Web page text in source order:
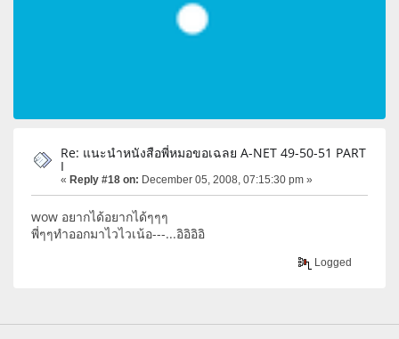
Re: แนะนำหนังสือพี่หมอขอเฉลย A-NET 49-50-51 PART
I
« Reply #18 on: December 05, 2008, 07:15:30 pm »
wow อยากได้อยากได้ๆๆๆ
พี่ๆๆทำออกมาไวไวเน้อ---...อิอิอิอิ
Logged